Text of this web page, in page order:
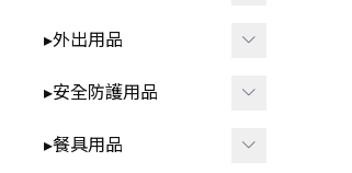
▸咬咬固齒器
▸遙控玩具
▸秋冬童裝
子
▸學步鞋
▸帽子
▸枕頭⧸抱枕
▸防踢被
▸洗澡用品
▸奶瓶刷⧸奶嘴盒
▸外出用品
▸保暖披風
▸背巾⧸背帶
▸安全防護用品
▸其他防護用品
▸餐具用品